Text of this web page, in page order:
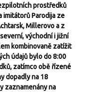
prostředků
imitátorů Parodija ze
Millerovo a z
východní i jižní
kombinovaně zatížit
údajů bylo do 8:00
zatímco obě řízené
dopadly na 18
zaznamenány na